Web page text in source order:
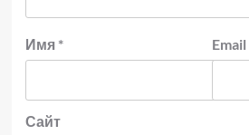
Имя * Email
Сайт